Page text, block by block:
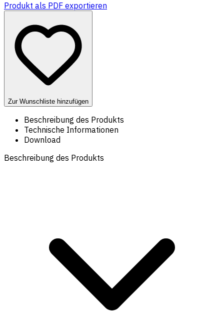
Produkt als PDF exportieren
Zur Wunschliste hinzufügen
Beschreibung des Produkts
Technische Informationen
Download
Beschreibung des Produkts